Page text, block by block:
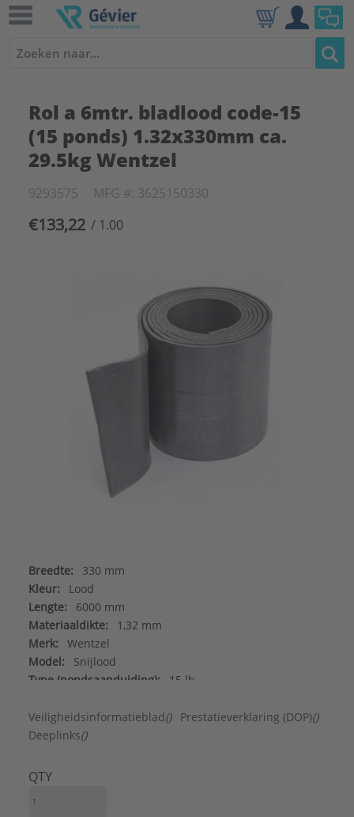
Rol a 6mtr. bladlood code-15
(15 ponds) 1.32x330mm ca.
29.5kg Wentzel
9293575 MFG #: 3625150330
€133,22 / 1.00
Breedte:
330 mm
Kleur:
Lood
Lengte:
6000 mm
Materiaaldikte:
1,32 mm
Merk:
Wentzel
Model:
Snijlood
Type (pondsaanduiding):
15 lb
Zelfklevend:
Nee
Type:
Code 15
Veiligheidsinformatieblad() Prestatieverklaring (DOP)()
Deeplinks()
QTY